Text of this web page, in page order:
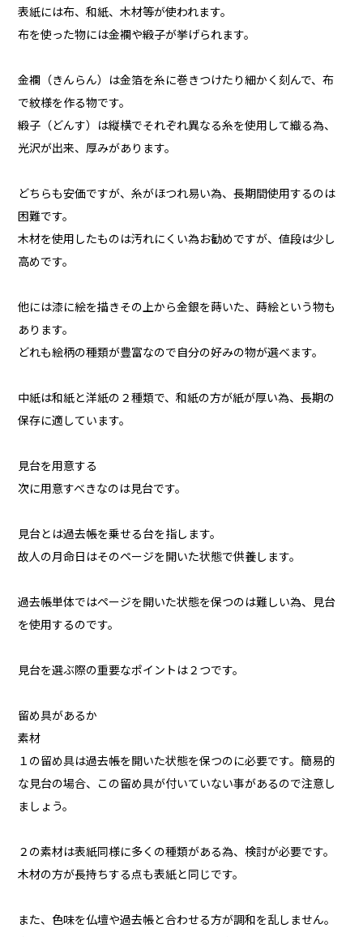
表紙には布、和紙、木材等が使われます。
布を使った物には金襴や緞子が挙げられます。
金襴（きんらん）は金箔を糸に巻きつけたり細かく刻んで、布
で紋様を作る物です。
緞子（どんす）は縦横でそれぞれ異なる糸を使用して織る為、
光沢が出来、厚みがあります。
どちらも安価ですが、糸がほつれ易い為、長期間使用するのは
困難です。
木材を使用したものは汚れにくい為お勧めですが、値段は少し
高めです。
他には漆に絵を描きその上から金銀を蒔いた、蒔絵という物も
あります。
どれも絵柄の種類が豊富なので自分の好みの物が選べます。
中紙は和紙と洋紙の２種類で、和紙の方が紙が厚い為、長期の
保存に適しています。
見台を用意する
次に用意すべきなのは見台です。
見台とは過去帳を乗せる台を指します。
故人の月命日はそのページを開いた状態で供養します。
過去帳単体ではページを開いた状態を保つのは難しい為、見台
を使用するのです。
見台を選ぶ際の重要なポイントは２つです。
留め具があるか
素材
１の留め具は過去帳を開いた状態を保つのに必要です。簡易的
な見台の場合、この留め具が付いていない事があるので注意し
ましょう。
２の素材は表紙同様に多くの種類がある為、検討が必要です。
木材の方が長持ちする点も表紙と同じです。
また、色味を仏壇や過去帳と合わせる方が調和を乱しません。